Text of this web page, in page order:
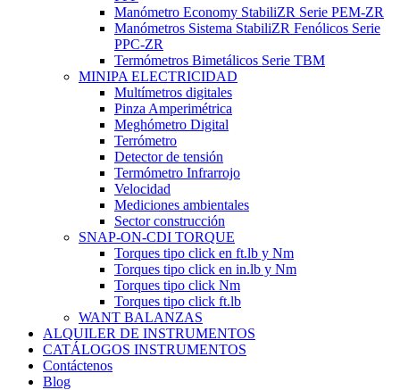
Manómetro Economy StabiliZR Serie PEM-ZR
Manómetros Sistema StabiliZR Fenólicos Serie
PPC-ZR
Termómetros Bimetálicos Serie TBM
MINIPA ELECTRICIDAD
Multímetros digitales
Pinza Amperimétrica
Meghómetro Digital
Terrómetro
Detector de tensión
Termómetro Infrarrojo
Velocidad
Mediciones ambientales
Sector construcción
SNAP-ON-CDI TORQUE
Torques tipo click en ft.lb y Nm
Torques tipo click en in.lb y Nm
Torques tipo click Nm
Torques tipo click ft.lb
WANT BALANZAS
ALQUILER DE INSTRUMENTOS
CATÁLOGOS INSTRUMENTOS
Contáctenos
Blog